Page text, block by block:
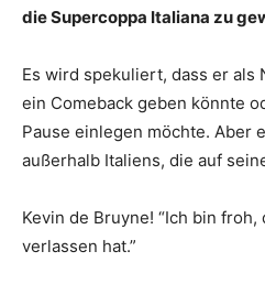
die Supercoppa Italiana zu
Es wird spekuliert, dass er als
ein Comeback geben könnte
Pause einlegen möchte. Aber
außerhalb Italiens, die auf
Kevin de Bruyne! “Ich bin froh,
verlassen hat.”